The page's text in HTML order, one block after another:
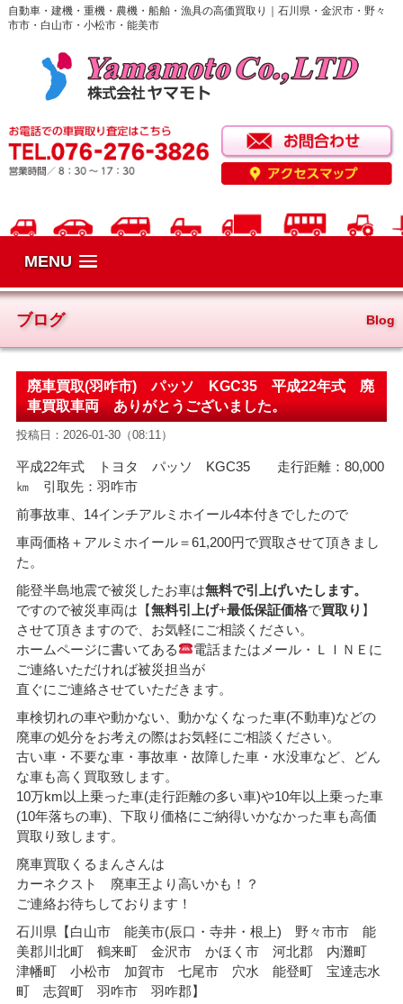
自動車・建機・重機・農機・船舶・漁具の高価買取り｜石川県・金沢市・野々
市市・白山市・小松市・能美市
MENU
ブログ Blog
廃車買取(羽咋市) パッソ KGC35 平成22年式 廃
車買取車両 ありがとうございました。
投稿日：2026-01-30（08:11）
平成22年式 トヨタ パッソ KGC35 走行距離：80,000
㎞ 引取先：羽咋市
前事故車、14インチアルミホイール4本付きでしたので
車両価格＋アルミホイール＝61,200円で買取させて頂きまし
た。
能登半島地震で被災したお車は無料で引上げいたします。
ですので被災車両は【無料引上げ+最低保証価格で買取り 】
させて頂きますので、お気軽にご相談ください。
ホームページに書いてある
電話またはメール・ＬＩＮＥに
ご連絡いただければ被災担当が
直ぐにご連絡させていただきます。
車検切れの車や動かない、動かなくなった車(不動車)などの
廃車の処分をお考えの際はお気軽にご相談ください。
古い車・不要な車・事故車・故障した車・水没車など、どん
な車も高く買取致します。
10万km以上乗った車(走行距離の多い車)や10年以上乗った車
(10年落ちの車)、下取り価格にご納得いかなかった車も高価
買取り致します。
廃車買取くるまんさんは
カーネクスト 廃車王より高いかも！？
ご連絡お待ちしております！
石川県【白山市 能美市(辰口・寺井・根上) 野々市市 能
美郡川北町 鶴来町 金沢市 かほく市 河北郡 内灘町
津幡町 小松市 加賀市 七尾市 穴水 能登町 宝達志水
町 志賀町 羽咋市 羽咋郡】